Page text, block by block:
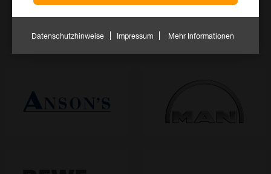
Datenschutzhinweise Impressum Mehr Informationen